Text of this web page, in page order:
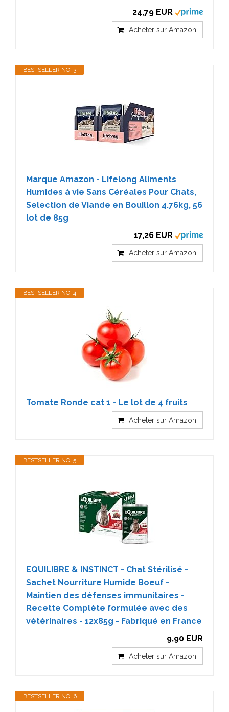
24,79 EUR
Acheter sur Amazon
BESTSELLER NO. 3
Marque Amazon - Lifelong Aliments
Humides à vie Sans Céréales Pour Chats,
Selection de Viande en Bouillon 4.76kg, 56
lot de 85g
17,26 EUR
Acheter sur Amazon
BESTSELLER NO. 4
Tomate Ronde cat 1 - Le lot de 4 fruits
Acheter sur Amazon
BESTSELLER NO. 5
EQUILIBRE & INSTINCT - Chat Stérilisé -
Sachet Nourriture Humide Boeuf -
Maintien des défenses immunitaires -
Recette Complète formulée avec des
vétérinaires - 12x85g - Fabriqué en France
9,90 EUR
Acheter sur Amazon
BESTSELLER NO. 6